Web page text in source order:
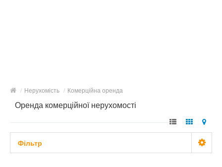
/ Нерухомість / Комерційна оренда
Оренда комерційної нерухомості
Фільтр